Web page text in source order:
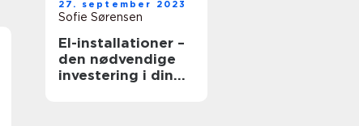
27. september 2023
Sofie Sørensen
El-installationer –
den nødvendige
investering i din